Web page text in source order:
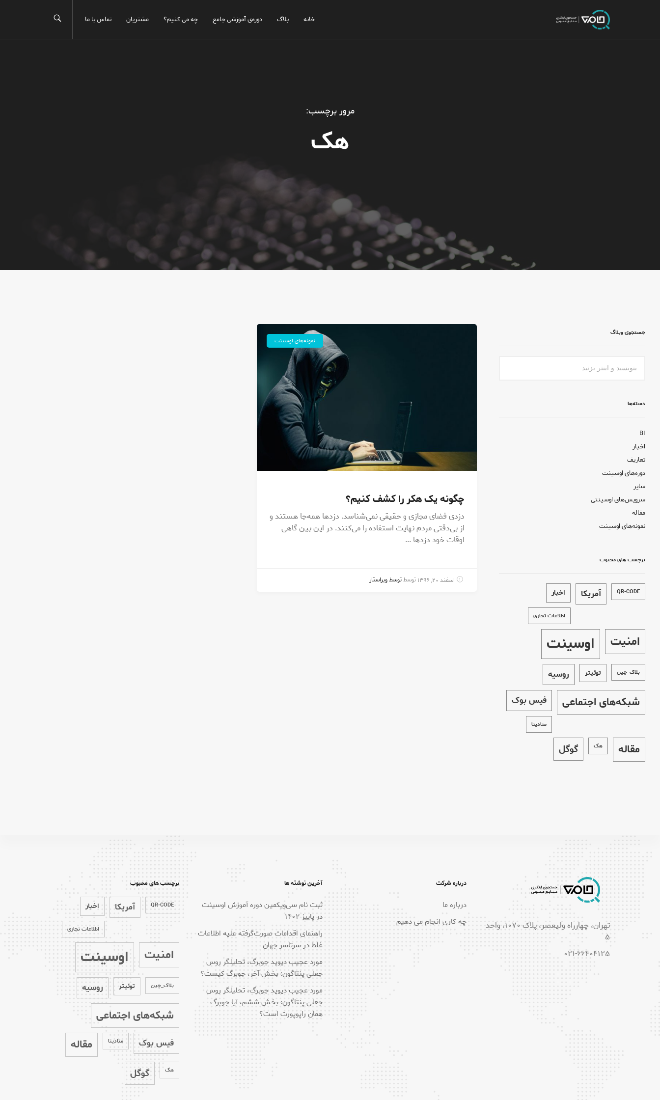
خانه بلاگ دوره‌ی آموزشی جامع چه می کنیم؟ مشتریان تماس با ما
مرور برچسب:
هک
جستجوی وبلاگ
دسته‌ها
BI
اخبار
تعاریف
دوره‌های اوسینت
سایر
سرویس‌های اوسینتی
مقاله
نمونه‌های اوسینت
برچسب های محبوب
QR-CODE آمریکا اخبار
اطلاعات تجاری
امنیت اوسینت
بلاک_چین توئیتر روسیه
شبکه‌های اجتماعی فیس بوک
متادیتا
مقاله هک گوگل
نمونه‌های اوسینت
چگونه یک هکر را کشف کنیم؟
دزدی فضای مجازی و حقیقی نمی‌شناسد. دزدها همه‌جا هستند و
از بی‌دقتی مردم نهایت استفاده را می‌کنند. در این بین گاهی
اوقات خود دزدها ...
اسفند 20, 1396 توسطتوسط ویراستار
تهران، چهارراه ولیعصر، پلاک 1070، واحد
5
021-66404125
درباره شرکت
درباره ما
چه کاری انجام می دهیم
آخرین نوشته ها
ثبت نام سی‌ویکمین دوره آموزش اوسینت
در پاییز ۱۴۰۲
راهنمای اقدامات صورت‌گرفته علیه اطلاعات
غلط در سرتاسر جهان
مورد عجیب دیوید جوبرگ، تحلیلگر روس
جعلی پنتاگون: بخش آخر، جوبرگ کیست؟
مورد عجیب دیوید جوبرگ، تحلیلگر روس
جعلی پنتاگون: بخش ششم، آیا جوبرگ
همان راپوپورت است؟
برچسب های محبوب
QR-CODE آمریکا اخبار
اطلاعات تجاری
امنیت اوسینت
بلاک_چین توئیتر روسیه
شبکه‌های اجتماعی
فیس بوک متادیتا مقاله
هک گوگل